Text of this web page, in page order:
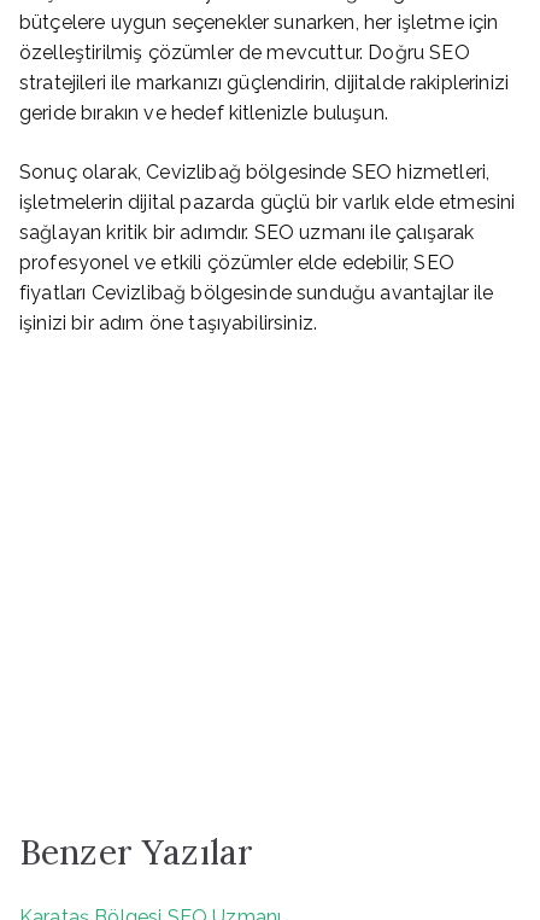
bütçelere uygun seçenekler sunarken, her işletme için
özelleştirilmiş çözümler de mevcuttur. Doğru SEO
stratejileri ile markanızı güçlendirin, dijitalde rakiplerinizi
geride bırakın ve hedef kitlenizle buluşun.
Sonuç olarak, Cevizlibağ bölgesinde SEO hizmetleri,
işletmelerin dijital pazarda güçlü bir varlık elde etmesini
sağlayan kritik bir adımdır. SEO uzmanı ile çalışarak
profesyonel ve etkili çözümler elde edebilir, SEO
fiyatları Cevizlibağ bölgesinde sunduğu avantajlar ile
işinizi bir adım öne taşıyabilirsiniz.
Benzer Yazılar